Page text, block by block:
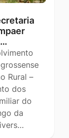
Rural –
dos
do
da